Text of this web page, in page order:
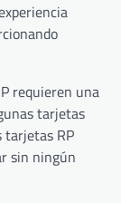
requieren una
tarjetas
tarjetas RP
sin ningún